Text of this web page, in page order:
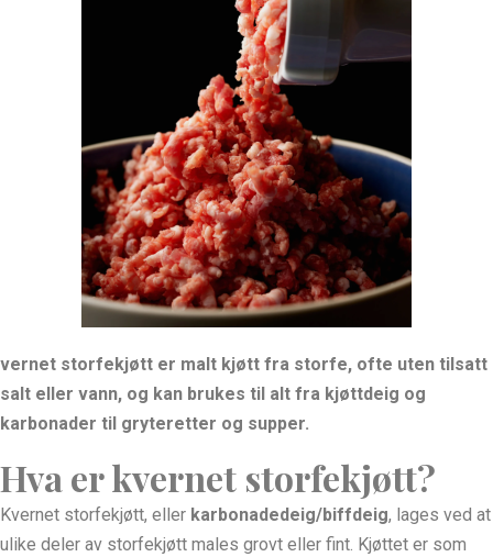
vernet storfekjøtt er malt kjøtt fra storfe, ofte uten tilsatt
salt eller vann, og kan brukes til alt fra kjøttdeig og
karbonader til gryteretter og supper.
Hva er kvernet storfekjøtt?
Kvernet storfekjøtt, eller karbonadedeig/biffdeig, lages ved at
ulike deler av storfekjøtt males grovt eller fint. Kjøttet er som